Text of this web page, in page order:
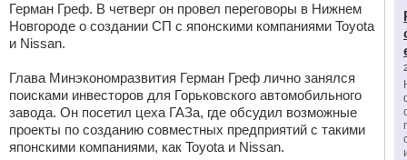
Герман Греф. В четверг он провел переговоры в Нижнем
Новгороде о создании СП с японскими компаниями Toyota
и Nissan.
Глава Минэкономразвития Герман Греф лично занялся
поисками инвесторов для Горьковского автомобильного
завода. Он посетил цеха ГАЗа, где обсудил возможные
проекты по созданию совместных предприятий с такими
японскими компаниями, как Toyota и Nissan.